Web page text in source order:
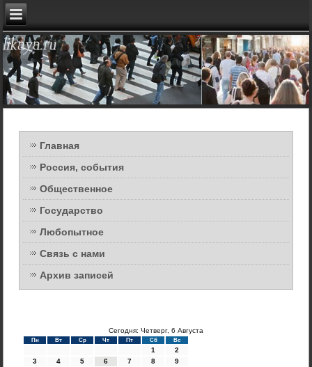
Главная
Россия, события
Общественное
Государство
Любопытное
Связь с нами
Архив записей
Сегодня: Четверг, 6 Августа
Пн Вт Ср Чт Пт Сб Вс
1
2
3
4 5 6 7 8
9